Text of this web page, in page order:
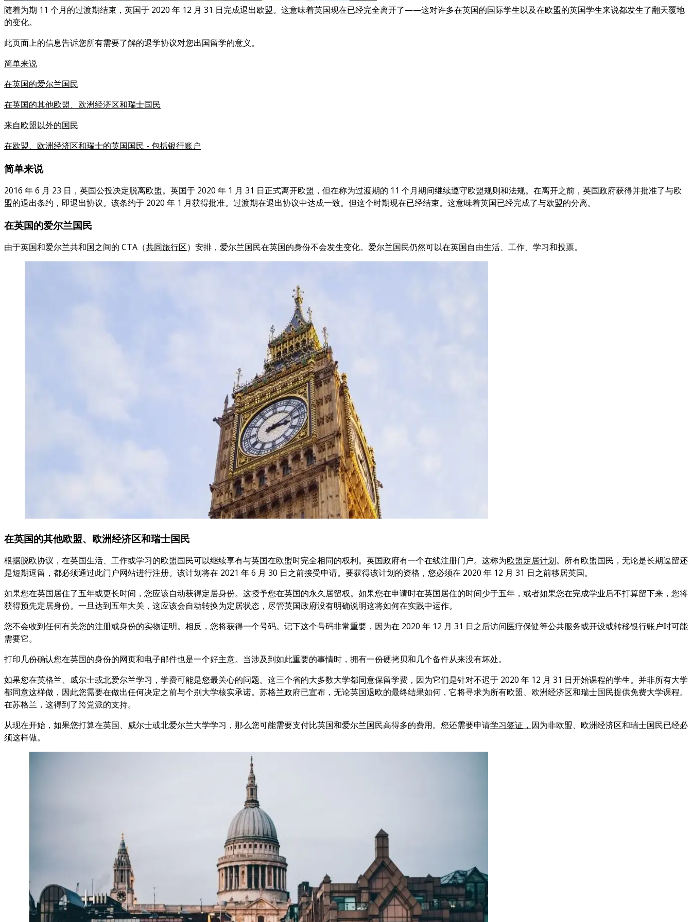
随着为期 11 个月的过渡期结束，英国于 2020 年 12 月 31 日完成退出欧盟。这意味着英国现在已经完全离开了——这对许多在英国的国际学生以及在欧盟的英国学生来说都发生了翻天覆地
的变化。
此页面上的信息告诉您所有需要了解的退学协议对您出国留学的意义。
简单来说
在英国的爱尔兰国民
在英国的其他欧盟、欧洲经济区和瑞士国民
来自欧盟以外的国民
在欧盟、欧洲经济区和瑞士的英国国民 - 包括银行账户
简单来说
2016 年 6 月 23 日，英国公投决定脱离欧盟。英国于 2020 年 1 月 31 日正式离开欧盟，但在称为过渡期的 11 个月期间继续遵守欧盟规则和法规。在离开之前，英国政府获得并批准了与欧
盟的退出条约，即退出协议。该条约于 2020 年 1 月获得批准。过渡期在退出协议中达成一致。但这个时期现在已经结束。这意味着英国已经完成了与欧盟的分离。
在英国的爱尔兰国民
由于英国和爱尔兰共和国之间的 CTA（共同旅行区）安排，爱尔兰国民在英国的身份不会发生变化。爱尔兰国民仍然可以在英国自由生活、工作、学习和投票。
在英国的其他欧盟、欧洲经济区和瑞士国民
根据脱欧协议，在英国生活、工作或学习的欧盟国民可以继续享有与英国在欧盟时完全相同的权利。英国政府有一个在线注册门户。这称为欧盟定居计划。所有欧盟国民，无论是长期逗留还
是短期逗留，都必须通过此门户网站进行注册。该计划将在 2021 年 6 月 30 日之前接受申请。要获得该计划的资格，您必须在 2020 年 12 月 31 日之前移居英国。
如果您在英国居住了五年或更长时间，您应该自动获得定居身份。这授予您在英国的永久居留权。如果您在申请时在英国居住的时间少于五年，或者如果您在完成学业后不打算留下来，您将
获得预先定居身份。一旦达到五年大关，这应该会自动转换为定居状态，尽管英国政府没有明确说明这将如何在实践中运作。
您不会收到任何有关您的注册或身份的实物证明。相反，您将获得一个号码。记下这个号码非常重要，因为在 2020 年 12 月 31 日之后访问医疗保健等公共服务或开设或转移银行账户时可能
需要它。
打印几份确认您在英国的身份的网页和电子邮件也是一个好主意。当涉及到如此重要的事情时，拥有一份硬拷贝和几个备件从来没有坏处。
如果您在英格兰、威尔士或北爱尔兰学习，学费可能是您最关心的问题。这三个省的大多数大学都同意保留学费，因为它们是针对不迟于 2020 年 12 月 31 日开始课程的学生。并非所有大学
都同意这样做，因此您需要在做出任何决定之前与个别大学核实承诺。苏格兰政府已宣布，无论英国退欧的最终结果如何，它将寻求为所有欧盟、欧洲经济区和瑞士国民提供免费大学课程。
在苏格兰，这得到了跨党派的支持。
从现在开始，如果您打算在英国、威尔士或北爱尔兰大学学习，那么您可能需要支付比英国和爱尔兰国民高得多的费用。您还需要申请学习签证， 因为非欧盟、欧洲经济区和瑞士国民已经必
须这样做。